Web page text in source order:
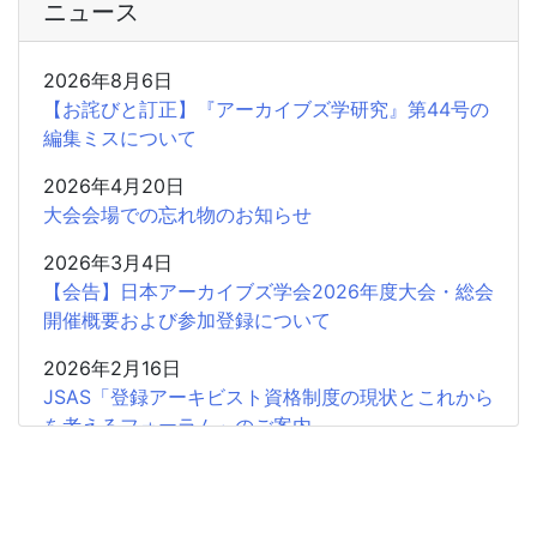
ニュース
2026年8月6日
【お詫びと訂正】『アーカイブズ学研究』第44号の
編集ミスについて
2026年4月20日
大会会場での忘れ物のお知らせ
2026年3月4日
【会告】日本アーカイブズ学会2026年度大会・総会
開催概要および参加登録について
2026年2月16日
JSAS「登録アーキビスト資格制度の現状とこれから
を考えるフォーラム」のご案内